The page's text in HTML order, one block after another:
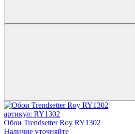
артикул: RY1302
Обои Trendsetter Roy RY1302
Наличие уточняйте